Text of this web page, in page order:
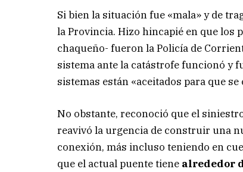
Si bien la situación fue «mala» y de
la Provincia. Hizo hincapié en que
chaqueño- fueron la Policía de
sistema ante la catástrofe funcionó y
sistemas están «aceitados para que
No obstante, reconoció que el
reavivó la urgencia de construir una
conexión, más incluso teniendo en
que el actual puente tiene alrededor